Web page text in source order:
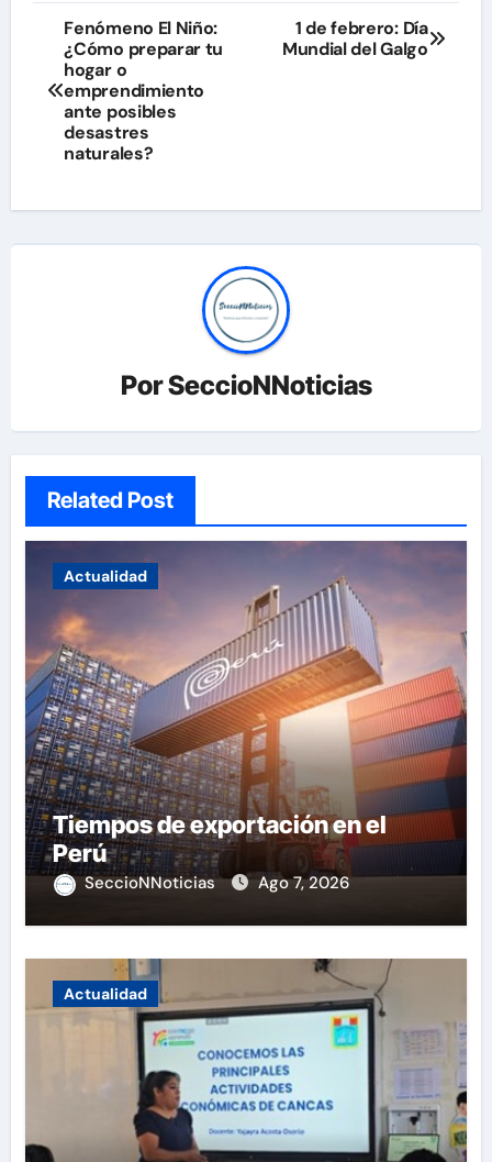
Navegación
de
entradas
Fenómeno El Niño:
¿Cómo preparar tu
hogar o
emprendimiento
ante posibles
desastres
naturales?
1 de febrero: Día
Mundial del Galgo
PorSeccioNNoticias
Related Post
Actualidad
Tiempos de exportación en el
Perú
SeccioNNoticias Ago 7, 2026
Actualidad